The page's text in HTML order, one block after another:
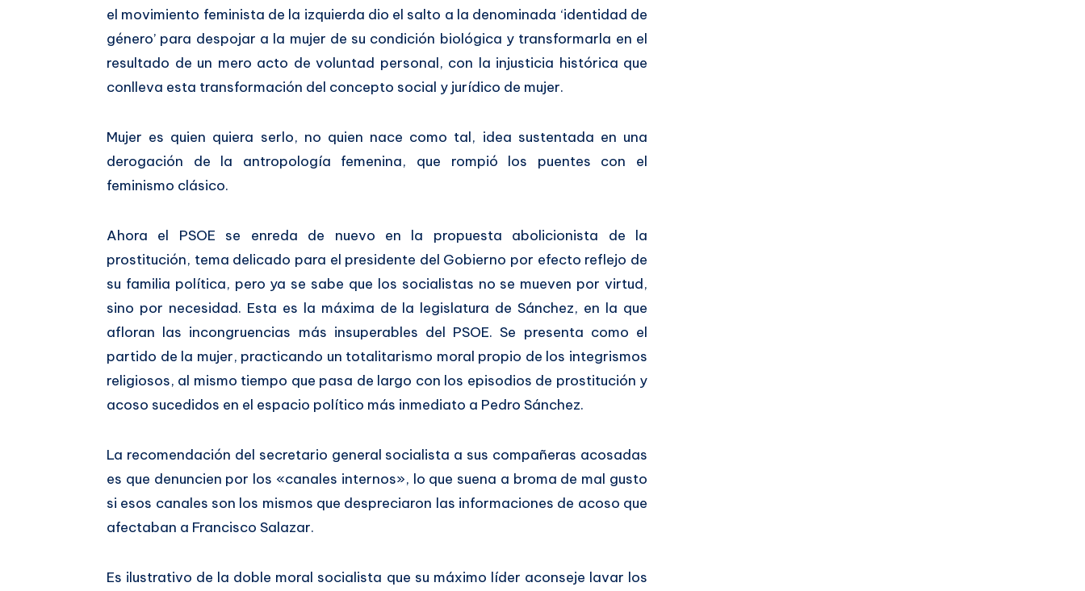
el movimiento feminista de la izquierda dio el salto a la denominada ‘identidad de
género’ para despojar a la mujer de su condición biológica y transformarla en el
resultado de un mero acto de voluntad personal, con la injusticia histórica que
conlleva esta transformación del concepto social y jurídico de mujer.
Mujer es quien quiera serlo, no quien nace como tal, idea sustentada en una
derogación de la antropología femenina, que rompió los puentes con el
feminismo clásico.
Ahora el PSOE se enreda de nuevo en la propuesta abolicionista de la
prostitución, tema delicado para el presidente del Gobierno por efecto reflejo de
su familia política, pero ya se sabe que los socialistas no se mueven por virtud,
sino por necesidad. Esta es la máxima de la legislatura de Sánchez, en la que
afloran las incongruencias más insuperables del PSOE. Se presenta como el
partido de la mujer, practicando un totalitarismo moral propio de los integrismos
religiosos, al mismo tiempo que pasa de largo con los episodios de prostitución y
acoso sucedidos en el espacio político más inmediato a Pedro Sánchez.
La recomendación del secretario general socialista a sus compañeras acosadas
es que denuncien por los «canales internos», lo que suena a broma de mal gusto
si esos canales son los mismos que despreciaron las informaciones de acoso que
afectaban a Francisco Salazar.
Es ilustrativo de la doble moral socialista que su máximo líder aconseje lavar los